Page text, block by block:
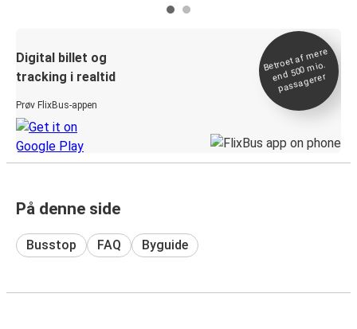
Digital billet og
tracking i realtid
Prøv FlixBus-appen
Betroet af
mere
end 500
mio.
passagerer
På denne side
Busstop FAQ Byguide